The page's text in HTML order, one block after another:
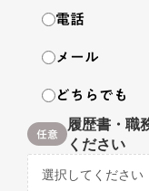
電話
メール
どちらでも
任意
履歴書・職
ください
選択してください